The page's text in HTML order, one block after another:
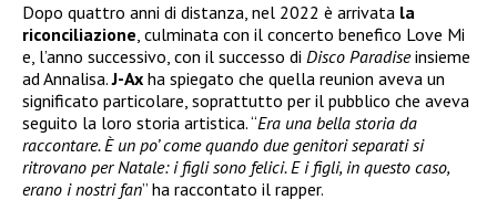
Dopo quattro anni di distanza, nel 2022 è arrivata la
riconciliazione, culminata con il concerto benefico Love Mi
e, l’anno successivo, con il successo di Disco Paradiseinsieme
ad Annalisa.J-Ax ha spiegato che quella reunion aveva un
significato particolare, soprattutto per il pubblico che aveva
seguito la loro storia artistica. “Era una bella storia da
raccontare. È un po’ come quando due genitori separati si
ritrovano per Natale: i figli sono felici. E i figli, in questo caso,
erano i nostri fan” ha raccontato il rapper.